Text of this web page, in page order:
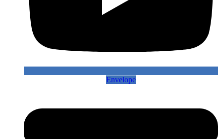
Envelope